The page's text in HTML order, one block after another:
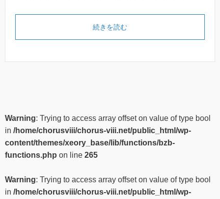
続きを読む
Warning: Trying to access array offset on value of type bool
in /home/chorusviii/chorus-viii.net/public_html/wp-
content/themes/xeory_base/lib/functions/bzb-
functions.php on line 265
Warning: Trying to access array offset on value of type bool
in /home/chorusviii/chorus-viii.net/public_html/wp-